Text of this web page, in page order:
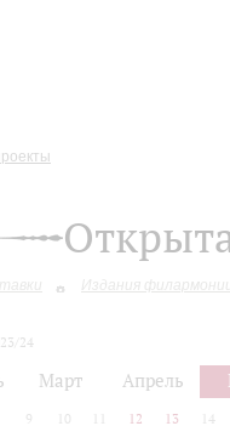
Издания
24
Март Апрель
9 10 12 13 14